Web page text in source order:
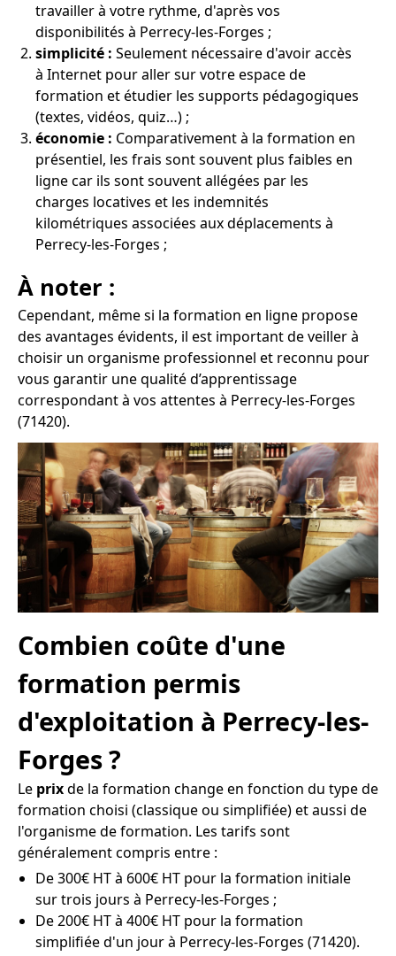
travailler à votre rythme, d'après vos
disponibilités à Perrecy-les-Forges ;
simplicité : Seulement nécessaire d'avoir accès
à Internet pour aller sur votre espace de
formation et étudier les supports pédagogiques
(textes, vidéos, quiz…) ;
économie : Comparativement à la formation en
présentiel, les frais sont souvent plus faibles en
ligne car ils sont souvent allégées par les
charges locatives et les indemnités
kilométriques associées aux déplacements à
Perrecy-les-Forges ;
À noter :
Cependant, même si la formation en ligne propose
des avantages évidents, il est important de veiller à
choisir un organisme professionnel et reconnu pour
vous garantir une qualité d’apprentissage
correspondant à vos attentes à Perrecy-les-Forges
(71420).
Combien coûte d'une
formation permis
d'exploitation à Perrecy-les-
Forges ?
Le prixde la formation change en fonction du type de
formation choisi (classique ou simplifiée) et aussi de
l'organisme de formation. Les tarifs sont
généralement compris entre :
De 300€ HT à 600€ HT pour la formation initiale
sur trois jours à Perrecy-les-Forges ;
De 200€ HT à 400€ HT pour la formation
simplifiée d'un jour à Perrecy-les-Forges (71420).